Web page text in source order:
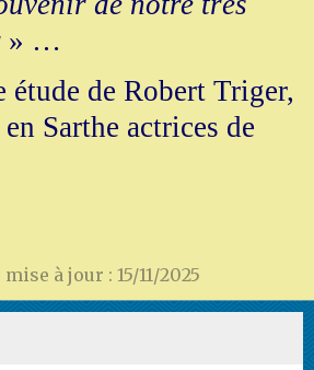
» …
étude de Robert Triger,
Sarthe actrices de
à jour : 15/11/2025